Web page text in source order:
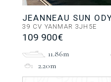
39 CV YANMAR 3JH5E
109 900€
11.86m
2.20m